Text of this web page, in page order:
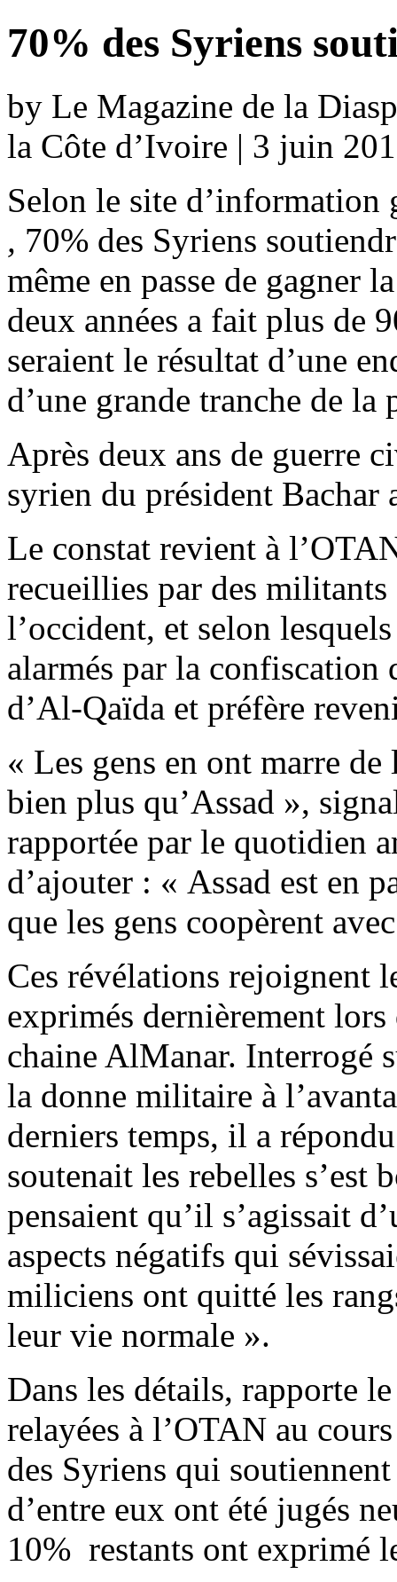
70% des Syriens
by Le Magazine de la
la Côte d’Ivoire | 3 juin
Selon le site d’information
, 70% des Syriens
même en passe de gagner
deux années a fait plus de
seraient le résultat d’une
d’une grande tranche de
Après deux ans de guerre
syrien du président Bachar
Le constat revient à
recueillies par des militants
l’occident, et selon
alarmés par la confiscation
d’Al-Qaïda et préfère
« Les gens en ont marre
bien plus qu’Assad »,
rapportée par le quotidien
d’ajouter : « Assad est en
que les gens coopèrent
Ces révélations rejoignent
exprimés dernièrement
chaine AlManar. Interrogé
la donne militaire à
derniers temps, il a
soutenait les rebelles
pensaient qu’il s’agissait
aspects négatifs qui
miliciens ont quitté les
leur vie normale ».
Dans les détails, rapporte
relayées à l’OTAN au
des Syriens qui
d’entre eux ont été jugés
10% restants ont exprimé